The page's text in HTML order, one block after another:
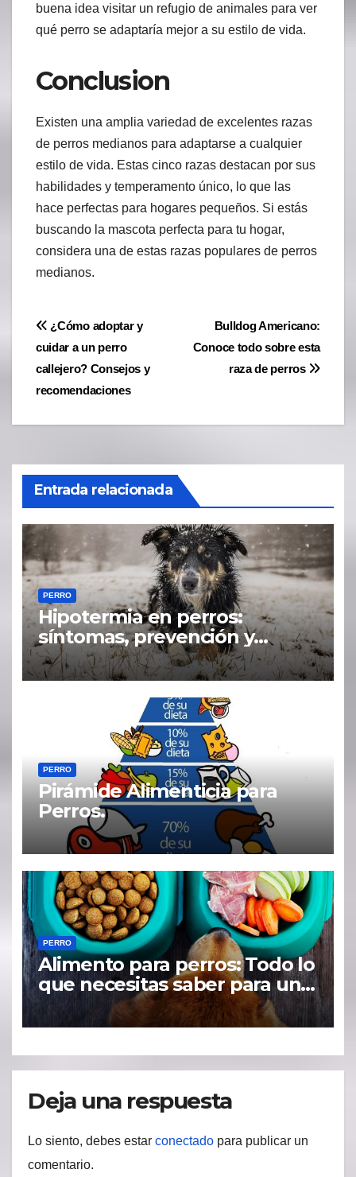
buena idea visitar un refugio de animales para ver
qué perro se adaptaría mejor a su estilo de vida.
Conclusion
Existen una amplia variedad de excelentes razas
de perros medianos para adaptarse a cualquier
estilo de vida. Estas cinco razas destacan por sus
habilidades y temperamento único, lo que las
hace perfectas para hogares pequeños. Si estás
buscando la mascota perfecta para tu hogar,
considera una de estas razas populares de perros
medianos.
Navegación
de
entradas
Bulldog Americano:
Conoce todo sobre esta
raza de perros
¿Cómo adoptar y
cuidar a un perro
callejero? Consejos y
recomendaciones
Entrada relacionada
PERRO
Hipotermia en perros:
síntomas, prevención y
tratamiento
PERRO
Pirámide Alimenticia para
Perros.
PERRO
Alimento para perros: Todo lo
que necesitas saber para una
dieta saludable
Deja una respuesta
Lo siento, debes estar conectado para publicar un
comentario.